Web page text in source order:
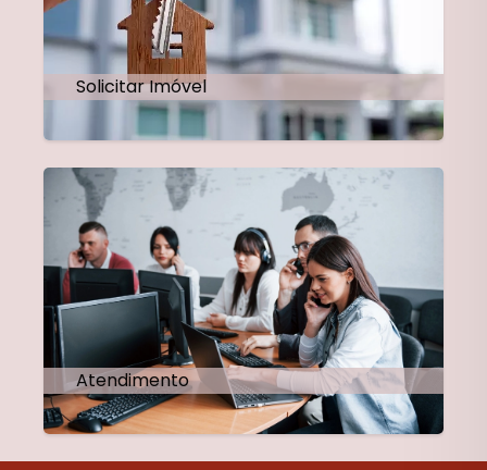
Solicitar Imóvel
Atendimento